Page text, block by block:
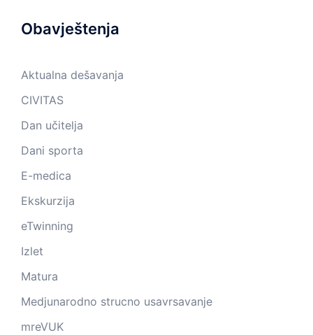
Obavještenja
Aktualna dešavanja
CIVITAS
Dan učitelja
Dani sporta
E-medica
Ekskurzija
eTwinning
Izlet
Matura
Medjunarodno strucno usavrsavanje
mreVUK